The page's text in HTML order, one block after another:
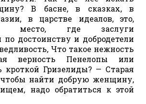
В басне, в сказках, в
в царстве идеалов, это,
место, где заслуги
по достоинству и добродетели
Что такое нежность
верность Пенелопы или
кроткой Гризелиды? — Старая
чтобы найти добрую женщину,
надо обратиться к этой